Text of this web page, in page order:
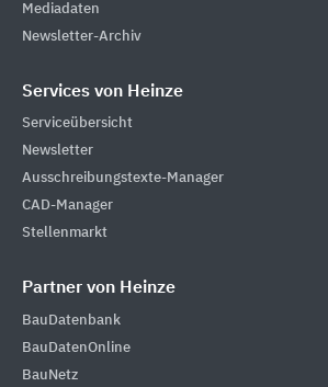
Mediadaten
Newsletter-Archiv
Services von Heinze
Serviceübersicht
Newsletter
Ausschreibungstexte-Manager
CAD-Manager
Stellenmarkt
Partner von Heinze
BauDatenbank
BauDatenOnline
BauNetz